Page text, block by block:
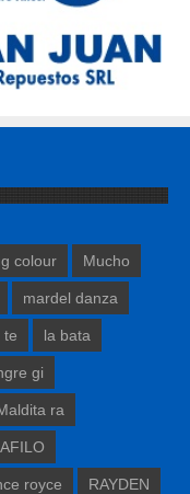
colour Mucho
mardel danza
te la bata
gi
ra
royce RAYDEN